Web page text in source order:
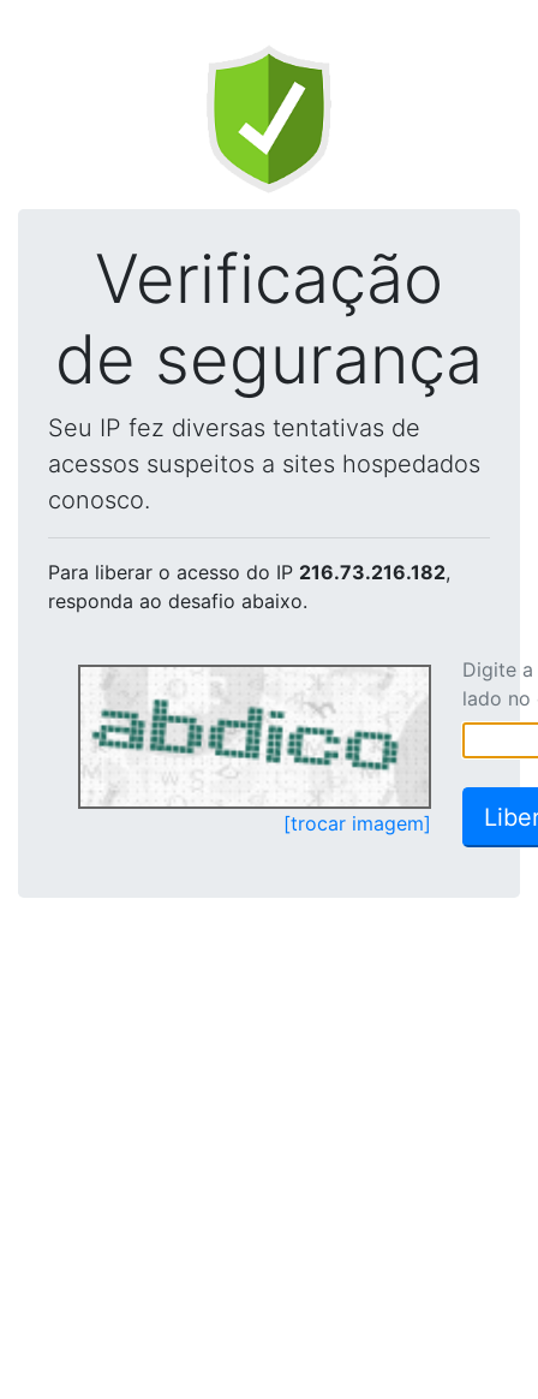
Verificação
de segurança
Seu IP fez diversas tentativas de
acessos suspeitos a sites hospedados
conosco.
Para liberar o acesso do IP 216.73.216.182,
responda ao desafio abaixo.
[trocar imagem]
Digite
lado no